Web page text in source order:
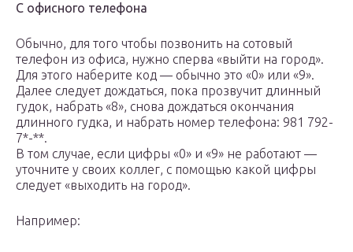
С офисного телефона
Обычно, для того чтобы позвонить на сотовый
телефон из офиса, нужно сперва «выйти на город».
Для этого наберите код — обычно это «0» или «9».
Далее следует дождаться, пока прозвучит длинный
гудок, набрать «8», снова дождаться окончания
длинного гудка, и набрать номер телефона: 981 792-
7*-**.
В том случае, если цифры «0» и «9» не работают —
уточните у своих коллег, с помощью какой цифры
следует «выходить на город».
Например: